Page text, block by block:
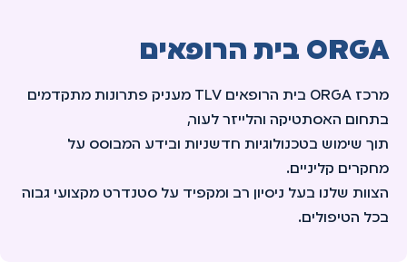
ORGA בית הרופאים
מרכז ORGA בית הרופאים TLV מעניק פתרונות מתקדמים
בתחום האסתטיקה והלייזר לעור,
תוך שימוש בטכנולוגיות חדשניות ובידע המבוסס על
מחקרים קליניים.
הצוות שלנו בעל ניסיון רב ומקפיד על סטנדרט מקצועי גבוה
בכל הטיפולים.